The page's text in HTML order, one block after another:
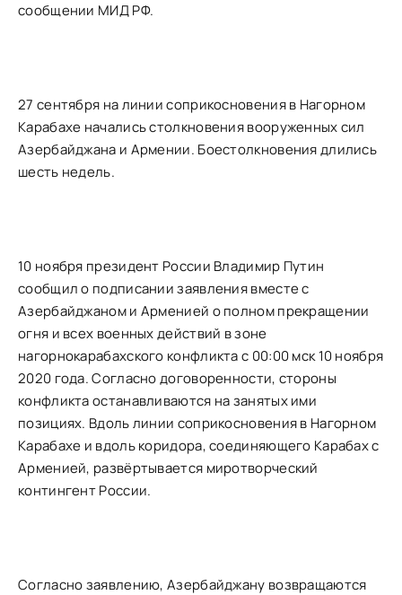
сообщении МИД РФ.
27 сентября на линии соприкосновения в Нагорном
Карабахе начались столкновения вооруженных сил
Азербайджана и Армении. Боестолкновения длились
шесть недель.
10 ноября президент России Владимир Путин
сообщил о подписании заявления вместе с
Азербайджаном и Арменией о полном прекращении
огня и всех военных действий в зоне
нагорнокарабахского конфликта с 00:00 мск 10 ноября
2020 года. Согласно договоренности, стороны
конфликта останавливаются на занятых ими
позициях. Вдоль линии соприкосновения в Нагорном
Карабахе и вдоль коридора, соединяющего Карабах с
Арменией, развёртывается миротворческий
контингент России.
Согласно заявлению, Азербайджану возвращаются